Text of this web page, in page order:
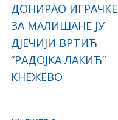
ДОНИРАО ИГРАЧКЕ
ЗА МАЛИШАНЕ ЈУ
ДЈЕЧИЈИ ВРТИЋ
“РАДОЈКА ЛАКИЋ”
КНЕЖЕВО